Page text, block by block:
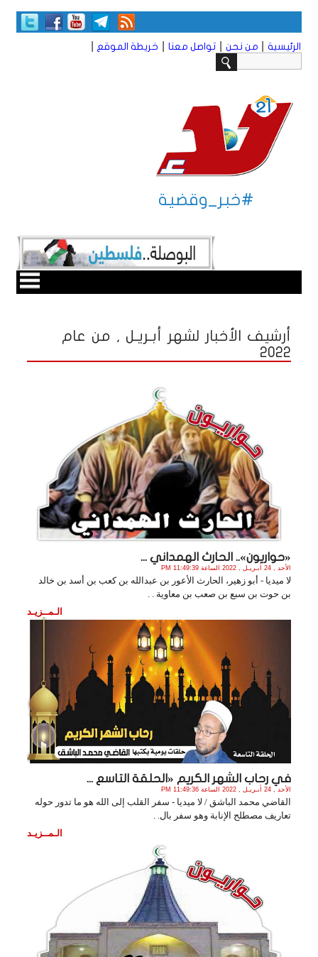
الرئيسية من نحن تواصل معنا خريطة الموقع
#خبر_وقضية
أرشيف الأخبار لشهر أبـريـل , من عام
2022
«حواريون».. الحارث الهمداني ...
الأحد , 24 أبـريـل , 2022 الساعة 11:49:39 PM
لا ميديا - أبو زهير، الحارث الأعور بن عبدالله بن كعب بن أسد بن خالد
بن حوت بن سبع بن صعب بن معاوية . .
الـمــزيـد
في رحاب الشهر الكريم «الحلقة التاسع ...
الأحد , 24 أبـريـل , 2022 الساعة 11:49:36 PM
القاضي محمد الباشق / لا ميديا - سفر القلب إلى الله هو ما تدور حوله
تعاريف مصطلح الإنابة وهو سفر بال. .
الـمــزيـد